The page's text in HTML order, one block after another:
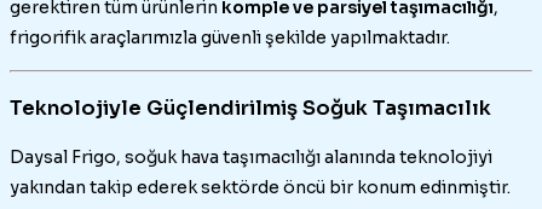
gerektiren tüm ürünlerin komple ve parsiyel taşımacılığı,
frigorifik araçlarımızla güvenli şekilde yapılmaktadır.
Teknolojiyle Güçlendirilmiş Soğuk Taşımacılık
Daysal Frigo, soğuk hava taşımacılığı alanında teknolojiyi
yakından takip ederek sektörde öncü bir konum edinmiştir.